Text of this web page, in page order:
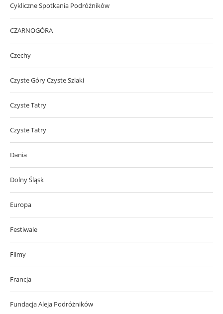
Cykliczne Spotkania Podróżników
CZARNOGÓRA
Czechy
Czyste Góry Czyste Szlaki
Czyste Tatry
Czyste Tatry
Dania
Dolny Śląsk
Europa
Festiwale
Filmy
Francja
Fundacja Aleja Podróżników